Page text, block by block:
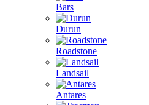
Bars
Durun
Roadstone
Landsail
Antares